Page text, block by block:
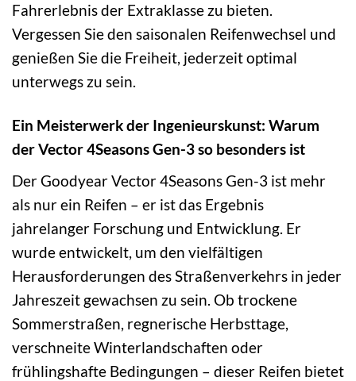
Fahrerlebnis der Extraklasse zu bieten.
Vergessen Sie den saisonalen Reifenwechsel und
genießen Sie die Freiheit, jederzeit optimal
unterwegs zu sein.
Ein Meisterwerk der Ingenieurskunst: Warum
der Vector 4Seasons Gen-3 so besonders ist
Der Goodyear Vector 4Seasons Gen-3 ist mehr
als nur ein Reifen – er ist das Ergebnis
jahrelanger Forschung und Entwicklung. Er
wurde entwickelt, um den vielfältigen
Herausforderungen des Straßenverkehrs in jeder
Jahreszeit gewachsen zu sein. Ob trockene
Sommerstraßen, regnerische Herbsttage,
verschneite Winterlandschaften oder
frühlingshafte Bedingungen – dieser Reifen bietet